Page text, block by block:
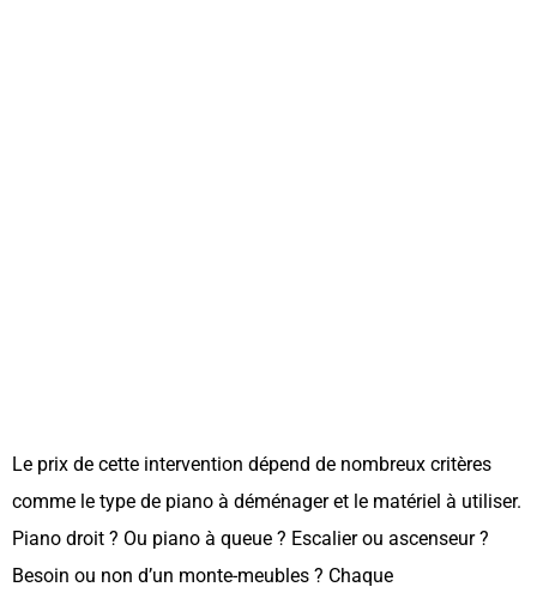
Le prix de cette intervention dépend de nombreux critères
comme le type de piano à déménager et le matériel à utiliser.
Piano droit ? Ou piano à queue ? Escalier ou ascenseur ?
Besoin ou non d’un monte-meubles ? Chaque